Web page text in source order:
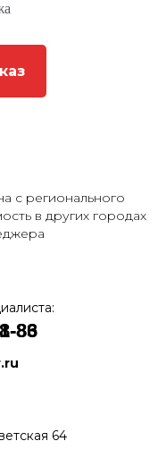
с регионального
в других городах
86
83
64